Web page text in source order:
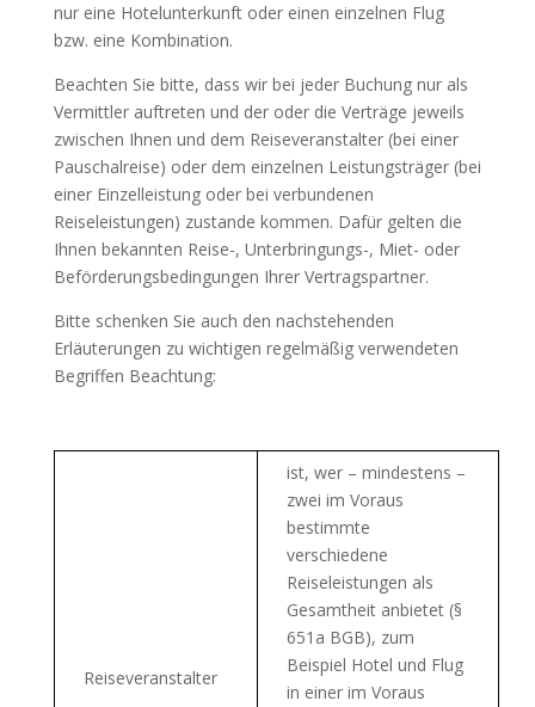
nur eine Hotelunterkunft oder einen einzelnen Flug
bzw. eine Kombination.
Beachten Sie bitte, dass wir bei jeder Buchung nur als
Vermittler auftreten und der oder die Verträge jeweils
zwischen Ihnen und dem Reiseveranstalter (bei einer
Pauschalreise) oder dem einzelnen Leistungsträger (bei
einer Einzelleistung oder bei verbundenen
Reiseleistungen) zustande kommen. Dafür gelten die
Ihnen bekannten Reise-, Unterbringungs-, Miet- oder
Beförderungsbedingungen Ihrer Vertragspartner.
Bitte schenken Sie auch den nachstehenden
Erläuterungen zu wichtigen regelmäßig verwendeten
Begriffen Beachtung:
Reiseveranstalter
ist, wer – mindestens –
zwei im Voraus
bestimmte
verschiedene
Reiseleistungen als
Gesamtheit anbietet (§
651a BGB), zum
Beispiel Hotel und Flug
in einer im Voraus